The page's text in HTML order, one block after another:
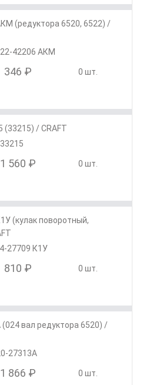
(редуктора 6520, 6522) /
42206 АКМ
346 ₽ 0 шт.
(33215) / CRAFT
33215
1 560 ₽ 0 шт.
(кулак поворотный,
27709 К1У
810 ₽ 0 шт.
вал редуктора 6520) /
27313А
1 866 ₽ 0 шт.